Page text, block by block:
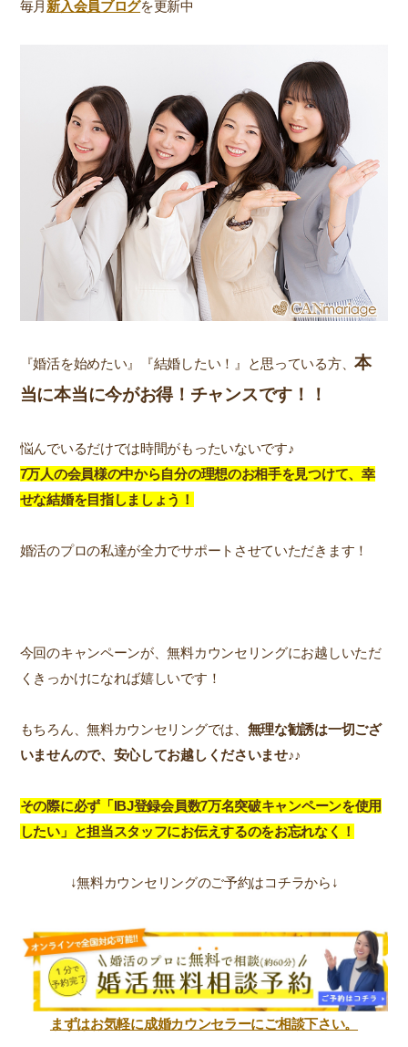
毎月 新入会員ブログを更新中
『婚活を始めたい』『結婚したい！』と思っている方、本
当に本当に今がお得！チャンスです！！
悩んでいるだけでは時間がもったいないです♪
7万人の会員様の中から自分の理想のお相手を見つけて、幸
せな結婚を目指しましょう！
婚活のプロの私達が全力でサポートさせていただきます！
今回のキャンペーンが、無料カウンセリングにお越しいただ
くきっかけになれば嬉しいです！
もちろん、無料カウンセリングでは、 無理な勧誘は一切ござ
いませんので、安心してお越しくださいませ♪♪
その際に必ず「IBJ登録会員数7万名突破キャンペーンを使用
したい」と担当スタッフにお伝えするのをお忘れなく！
↓無料カウンセリングのご予約はコチラから↓
まずはお気軽に成婚カウンセラーにご相談下さい。